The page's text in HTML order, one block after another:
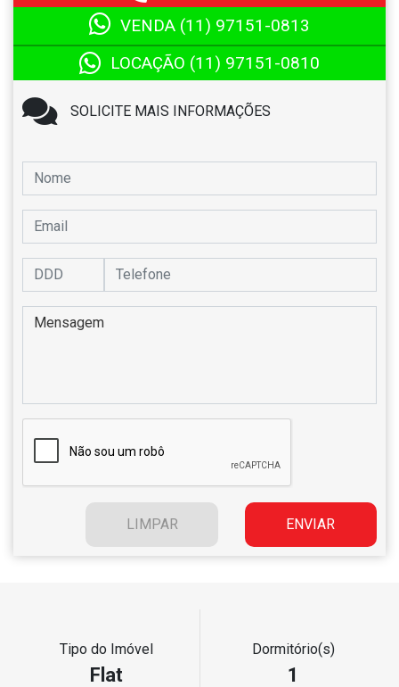
VENDA (11) 97151-0813
LOCAÇÃO (11) 97151-0810
SOLICITE MAIS INFORMAÇÕES
Tipo do Imóvel
Flat
Dormitório(s)
1